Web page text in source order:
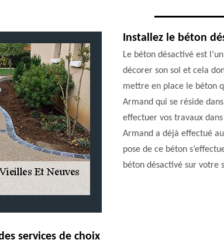
Installez le béton
Le béton désactivé est
décorer son sol et cela
mettre en place le béton
Armand qui se réside
effectuer vos travaux
Armand a déjà effectué
pose de ce béton
béton désactivé sur votre
services de choix